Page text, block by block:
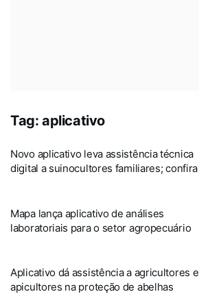
Tag: aplicativo
Novo aplicativo leva assistência técnica
digital a suinocultores familiares; confira
Mapa lança aplicativo de análises
laboratoriais para o setor agropecuário
Aplicativo dá assistência a agricultores e
apicultores na proteção de abelhas